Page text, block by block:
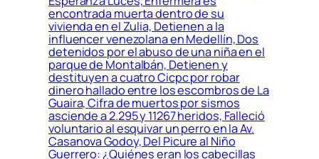
encontrada muerta dentro de su
vivienda en el Zulia, Detienen a la
influencer venezolana en Medellín, Dos
detenidos por el abuso de una niña en el
parque de Montalbán, Detienen y
destituyen a cuatro Cicpc por robar
dinero hallado entre los escombros de La
Guaira, Cifra de muertos por sismos
asciende a 2.295 y 11267 heridos, Falleció
voluntario al esquivar un perro en la Av.
Casanova Godoy, Del Picure al Niño
Guerrero: ¿Quiénes eran los cabecillas